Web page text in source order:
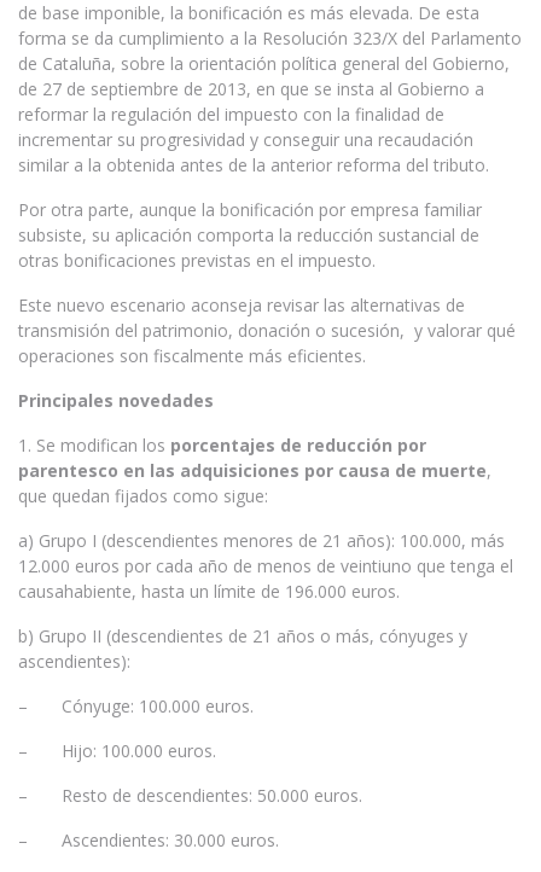
de base imponible, la bonificación es más elevada. De esta
forma se da cumplimiento a la Resolución 323/X del Parlamento
de Cataluña, sobre la orientación política general del Gobierno,
de 27 de septiembre de 2013, en que se insta al Gobierno a
reformar la regulación del impuesto con la finalidad de
incrementar su progresividad y conseguir una recaudación
similar a la obtenida antes de la anterior reforma del tributo.
Por otra parte, aunque la bonificación por empresa familiar
subsiste, su aplicación comporta la reducción sustancial de
otras bonificaciones previstas en el impuesto.
Este nuevo escenario aconseja revisar las alternativas de
transmisión del patrimonio, donación o sucesión, y valorar qué
operaciones son fiscalmente más eficientes.
Principales novedades
1. Se modifican los porcentajes de reducción por
parentesco en las adquisiciones por causa de muerte,
que quedan fijados como sigue:
a) Grupo I (descendientes menores de 21 años): 100.000, más
12.000 euros por cada año de menos de veintiuno que tenga el
causahabiente, hasta un límite de 196.000 euros.
b) Grupo II (descendientes de 21 años o más, cónyuges y
ascendientes):
– Cónyuge: 100.000 euros.
– Hijo: 100.000 euros.
– Resto de descendientes: 50.000 euros.
– Ascendientes: 30.000 euros.